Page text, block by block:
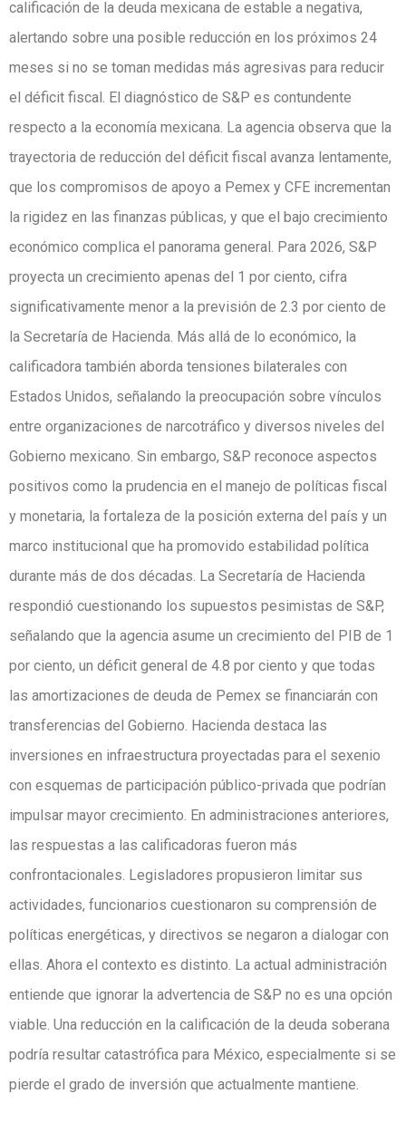
calificación de la deuda mexicana de estable a negativa,
alertando sobre una posible reducción en los próximos 24
meses si no se toman medidas más agresivas para reducir
el déficit fiscal. El diagnóstico de S&P es contundente
respecto a la economía mexicana. La agencia observa que la
trayectoria de reducción del déficit fiscal avanza lentamente,
que los compromisos de apoyo a Pemex y CFE incrementan
la rigidez en las finanzas públicas, y que el bajo crecimiento
económico complica el panorama general. Para 2026, S&P
proyecta un crecimiento apenas del 1 por ciento, cifra
significativamente menor a la previsión de 2.3 por ciento de
la Secretaría de Hacienda. Más allá de lo económico, la
calificadora también aborda tensiones bilaterales con
Estados Unidos, señalando la preocupación sobre vínculos
entre organizaciones de narcotráfico y diversos niveles del
Gobierno mexicano. Sin embargo, S&P reconoce aspectos
positivos como la prudencia en el manejo de políticas fiscal
y monetaria, la fortaleza de la posición externa del país y un
marco institucional que ha promovido estabilidad política
durante más de dos décadas. La Secretaría de Hacienda
respondió cuestionando los supuestos pesimistas de S&P,
señalando que la agencia asume un crecimiento del PIB de 1
por ciento, un déficit general de 4.8 por ciento y que todas
las amortizaciones de deuda de Pemex se financiarán con
transferencias del Gobierno. Hacienda destaca las
inversiones en infraestructura proyectadas para el sexenio
con esquemas de participación público-privada que podrían
impulsar mayor crecimiento. En administraciones anteriores,
las respuestas a las calificadoras fueron más
confrontacionales. Legisladores propusieron limitar sus
actividades, funcionarios cuestionaron su comprensión de
políticas energéticas, y directivos se negaron a dialogar con
ellas. Ahora el contexto es distinto. La actual administración
entiende que ignorar la advertencia de S&P no es una opción
viable. Una reducción en la calificación de la deuda soberana
podría resultar catastrófica para México, especialmente si se
pierde el grado de inversión que actualmente mantiene.